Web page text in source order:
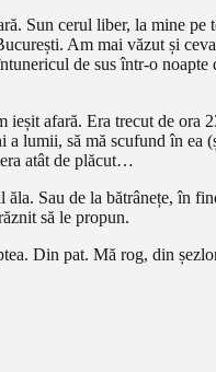
Sun cerul liber, la mine
Am mai văzut și
de sus într-o
afară. Era trecut de ora
lumii, să mă scufund în
atât de plăcut…
Sau de la bătrânețe, în
să le propun.
Din pat. Mă rog, din